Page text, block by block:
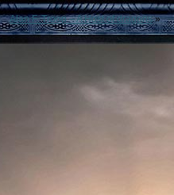
Alan F. Troop – A Host of dragons»